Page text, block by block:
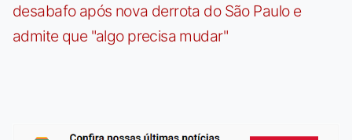
desabafo após nova derrota do São Paulo e
admite que "algo precisa mudar"